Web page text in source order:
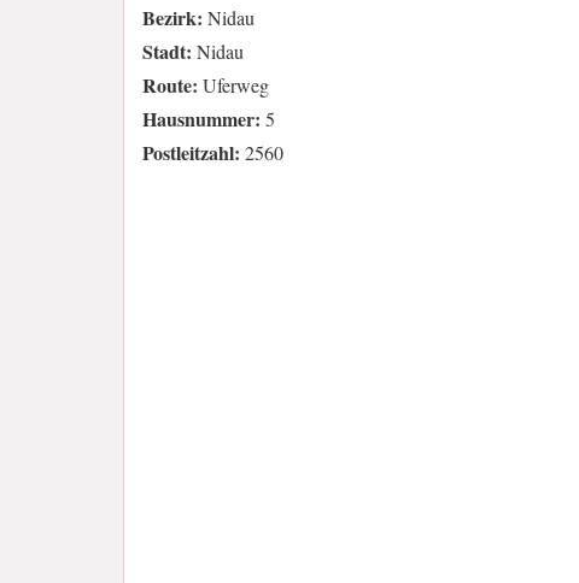
Bezirk: Nidau
Stadt: Nidau
Route: Uferweg
Hausnummer: 5
Postleitzahl: 2560